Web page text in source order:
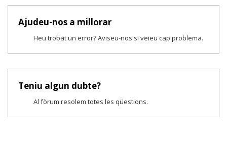
Ajudeu-nos a millorar
Heu trobat un error? Aviseu-nos si veieu cap problema.
Teniu algun dubte?
Al fòrum resolem totes les qüestions.